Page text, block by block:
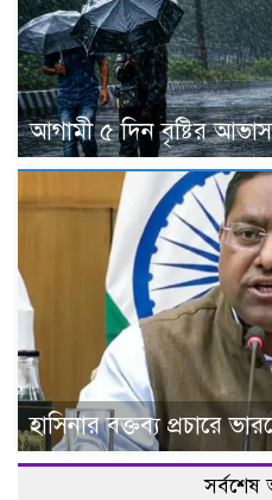
আগামী ৫ দিন বৃষ্টির আভাস
হাসিনার বক্তব্য প্রচারে